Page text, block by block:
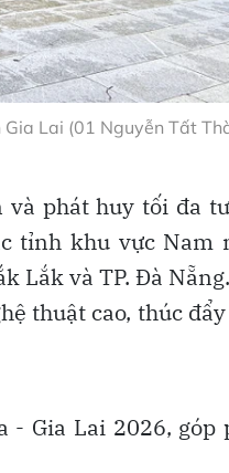
Lai (01 Nguyễn Tất
phát huy tối đa
tỉnh khu vực Nam
Lắk và TP. Đà
thuật cao, thúc
- Gia Lai 2026, góp